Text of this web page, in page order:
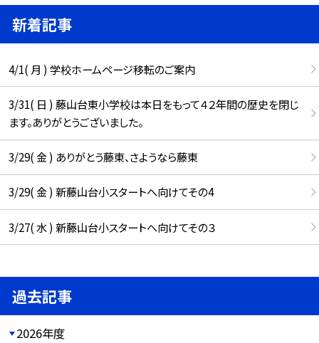
新着記事
4/1( 月 ) 学校ホームページ移転のご案内
3/31( 日 ) 藤山台東小学校は本日をもって４２年間の歴史を閉じ
ます。ありがとうございました。
3/29( 金 ) ありがとう藤東、さようなら藤東
3/29( 金 ) 新藤山台小スタートへ向けてその4
3/27( 水 ) 新藤山台小スタートへ向けてその３
過去記事
2026年度